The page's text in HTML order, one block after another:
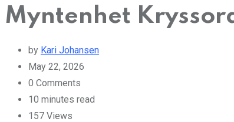
Myntenhet
by Kari Johansen
May 22, 2026
0 Comments
10 minutes read
157 Views